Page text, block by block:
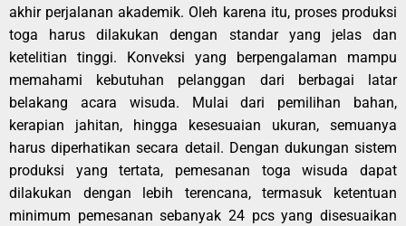
akhir perjalanan akademik. Oleh karena itu, proses produksi
toga harus dilakukan dengan standar yang jelas dan
ketelitian tinggi. Konveksi yang berpengalaman mampu
memahami kebutuhan pelanggan dari berbagai latar
belakang acara wisuda. Mulai dari pemilihan bahan,
kerapian jahitan, hingga kesesuaian ukuran, semuanya
harus diperhatikan secara detail. Dengan dukungan sistem
produksi yang tertata, pemesanan toga wisuda dapat
dilakukan dengan lebih terencana, termasuk ketentuan
minimum pemesanan sebanyak 24 pcs yang disesuaikan